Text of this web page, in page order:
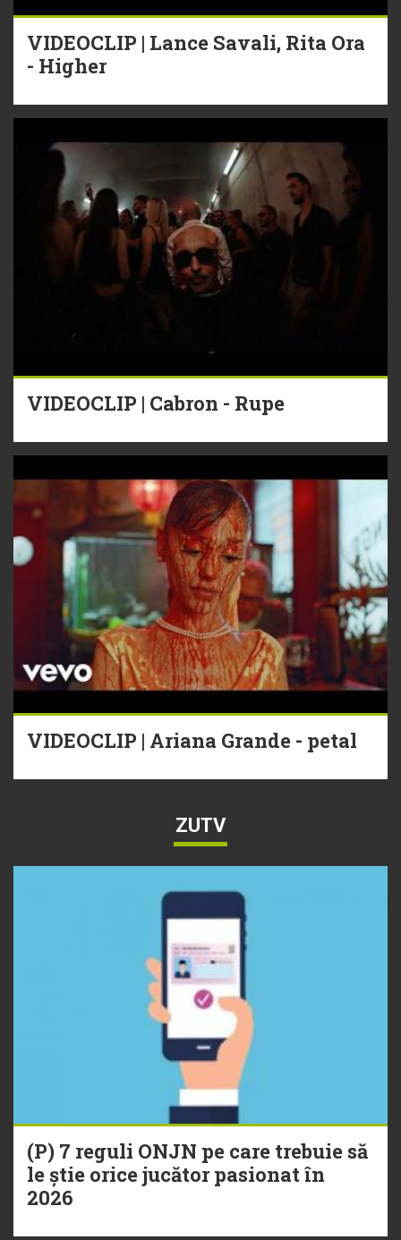
VIDEOCLIP | Lance Savali, Rita Ora
- Higher
VIDEOCLIP | Cabron - Rupe
VIDEOCLIP | Ariana Grande - petal
ZUTV
(P) 7 reguli ONJN pe care trebuie să
le știe orice jucător pasionat în
2026